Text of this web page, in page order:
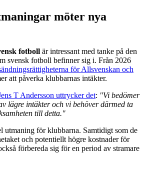
möter nya
fotboll är intressant med tanke på den
svensk fotboll befinner sig i. Från 2026
för Allsvenskan och
att påverka klubbarnas intäkter.
T Andersson uttrycker det: "Vi bedömer
lägre intäkter och vi behöver därmed ta
till detta."
utmaning för klubbarna. Samtidigt som de
och potentiellt högre kostnader för
förbereda sig för en period av stramare